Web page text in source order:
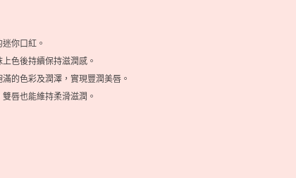
你口紅。
色後持續保持滋潤感。
的色彩及潤澤，實現豐潤美唇。
唇也能維持柔滑滋潤。